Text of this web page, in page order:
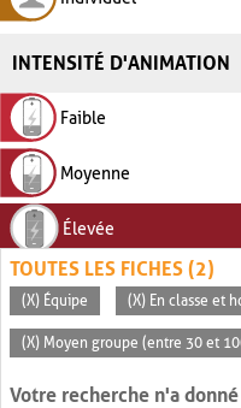
INTENSITÉ D'ANIMATION
Faible
Moyenne
Élevée
TOUTES LES FICHES (2)
(X) Équipe (X) En classe et
(X) Moyen groupe (entre 30 et
Votre recherche n'a